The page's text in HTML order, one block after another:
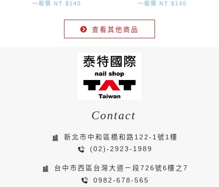
一般價 NT $140 一般價 NT $140
查看其他商品
Contact
新北市中和區橋和路122-1號1樓
(02)-2923-1989
台中市西區台灣大道ㄧ段726號6樓之7
0982-678-565